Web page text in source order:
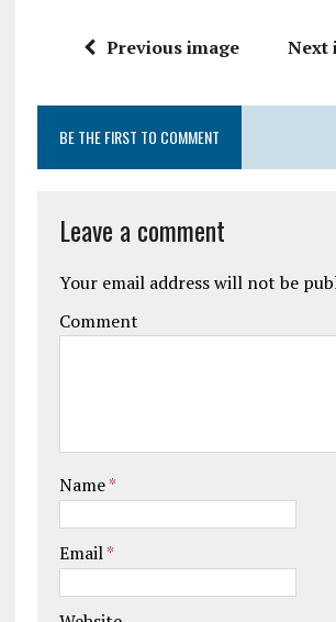
Previous image Next
BE THE FIRST TO COMMENT
Leave a comment
Your email address will not be
Comment
Name*
Email*